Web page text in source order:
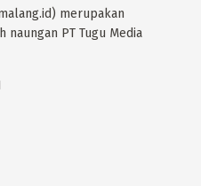
merupakan
naungan PT Tugu Media